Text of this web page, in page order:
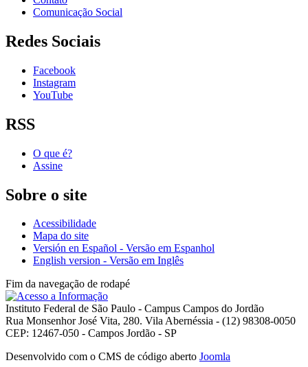
Comunicação Social
Redes Sociais
Facebook
Instagram
YouTube
RSS
O que é?
Assine
Sobre o site
Acessibilidade
Mapa do site
Versión en Español - Versão em Espanhol
English version - Versão em Inglês
Fim da navegação de rodapé
Instituto Federal de São Paulo - Campus Campos do Jordão
Rua Monsenhor José Vita, 280. Vila Abernéssia - (12) 98308-0050
CEP: 12467-050 - Campos Jordão - SP
Desenvolvido com o CMS de código aberto Joomla